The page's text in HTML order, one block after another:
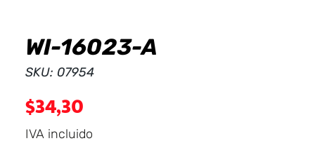
WI-16023-A
SKU: 07954
$34,30
IVA incluido